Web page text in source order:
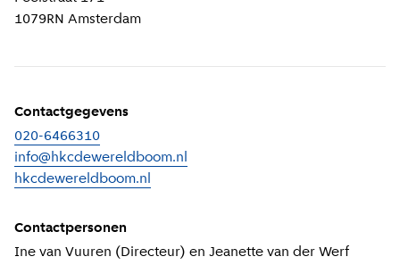
1079RN Amsterdam
Contactgegevens
020-6466310
info@hkcdewereldboom.nl
hkcdewereldboom.nl
Contactpersonen
Ine van Vuuren (Directeur) en Jeanette van der Werf